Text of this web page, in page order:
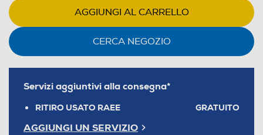
AGGIUNGI AL CARRELLO
CERCA NEGOZIO
Servizi aggiuntivi alla consegna*
RITIRO USATO RAEE GRATUITO
AGGIUNGI UN SERVIZIO